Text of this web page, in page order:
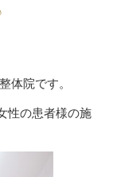
体院です。
性の患者様の施